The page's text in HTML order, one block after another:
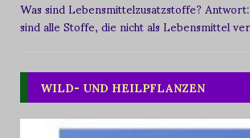
Was sind Lebensmittelzusatzstoffe?
sind alle Stoffe, die nicht als Lebensmittel
WILD- UND HEILPFLANZEN